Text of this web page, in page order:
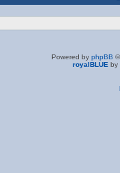
Powered by phpBB
royalBLUE by